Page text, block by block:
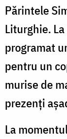
Părintele
Liturghie.
programat
pentru un
murise de
prezenți
La